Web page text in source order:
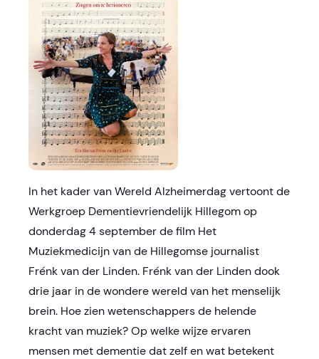
In het kader van Wereld Alzheimerdag vertoont de
Werkgroep Dementievriendelijk Hillegom op
donderdag 4 september de film Het
Muziekmedicijn van de Hillegomse journalist
Frénk van der Linden. Frénk van der Linden dook
drie jaar in de wondere wereld van het menselijk
brein. Hoe zien wetenschappers de helende
kracht van muziek? Op welke wijze ervaren
mensen met dementie dat zelf en wat betekent